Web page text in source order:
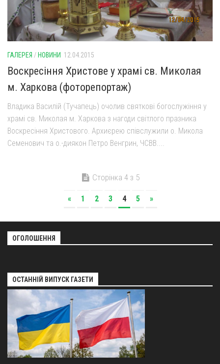
ГАЛЕРЕЯ / НОВИНИ 12.04.2015
Воскресіння Христове у храмі св. Миколая
м. Харкова (фоторепортаж)
Владика Василій (Тучапець) очолив святкові богослужіння у
храмі св. Миколая м. Харкова з нагоди світлого празника
Воскресіння Христового. Архиєрею співслужили о. Микола
Семенович та о.-диякон Петро Венгрин, ЧСВВ....
Сторінка 4 з 5
« 1 2 3 4 5 »
ОГОЛОШЕННЯ
ОСТАННІЙ ВИПУСК ГАЗЕТИ